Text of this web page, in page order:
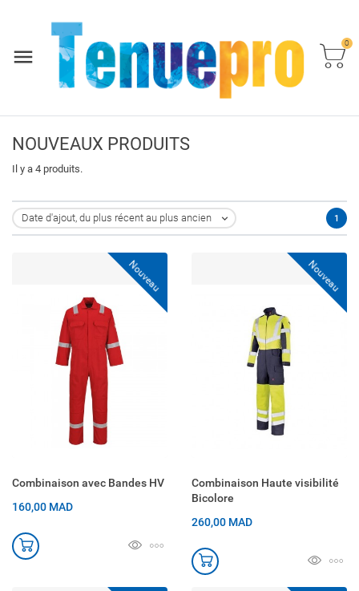
0
NOUVEAUX PRODUITS
Il y a 4 produits.
Date d'ajout, du plus récent au plus ancien  1
Nouveau
Combinaison avec Bandes HV
160,00 MAD
Nouveau
Combinaison Haute visibilité
Bicolore
260,00 MAD